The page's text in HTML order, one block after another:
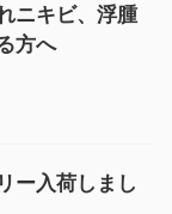
ニキビ、浮腫
方へ
ー入荷しまし